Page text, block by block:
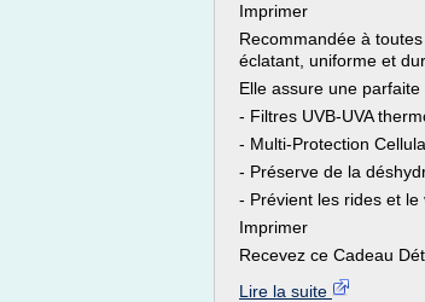
Imprimer
Recommandée à
éclatant, uniforme et
Elle assure une
- Filtres UVB-UVA
- Multi-Protection
- Préserve de la
- Prévient les rides et le
Imprimer
Recevez ce Cadeau
Lire la suite